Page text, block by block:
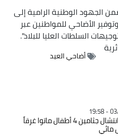
الجهود الوطنية الرامية إلى
الأضاحي للمواطنين عبر
السلطات العليا للبلاد".
أضاحي العيد
سطيف: انتشال جثامين 4 أطفال ماتوا غرقاً